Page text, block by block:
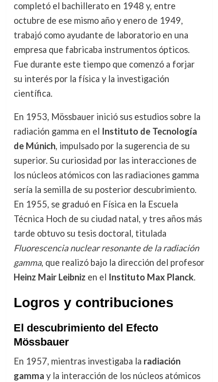
completó el bachillerato en 1948 y, entre
octubre de ese mismo año y enero de 1949,
trabajó como ayudante de laboratorio en una
empresa que fabricaba instrumentos ópticos.
Fue durante este tiempo que comenzó a forjar
su interés por la física y la investigación
científica.
En 1953, Mössbauer inició sus estudios sobre la
radiación gamma en el Instituto de Tecnología
de Múnich, impulsado por la sugerencia de su
superior. Su curiosidad por las interacciones de
los núcleos atómicos con las radiaciones gamma
sería la semilla de su posterior descubrimiento.
En 1955, se graduó en Física en la Escuela
Técnica Hoch de su ciudad natal, y tres años más
tarde obtuvo su tesis doctoral, titulada
Fluorescencia nuclear resonante de la radiación
gamma, que realizó bajo la dirección del profesor
Heinz Mair Leibniz en el Instituto Max Planck.
Logros y contribuciones
El descubrimiento del Efecto
Mössbauer
En 1957, mientras investigaba la radiación
gamma y la interacción de los núcleos atómicos